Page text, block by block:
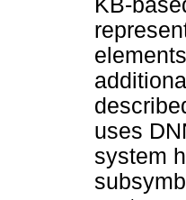
KB-
uses
system